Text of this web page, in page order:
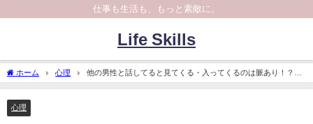
仕事も生活も、もっと素敵に。
Life Skills
ホーム 心理
他の男性と話してると見てくる・入ってくるのは脈あり！？他
の男と話すと不機嫌になったり割り込む場合もチェック！
心理